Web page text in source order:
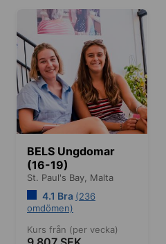
BELS Ungdomar
(16-19)
St. Paul's Bay, Malta
4.1 Bra (236
omdömen)
Kurs från (per vecka)